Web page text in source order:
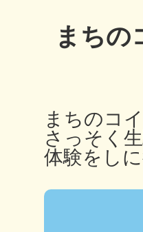
まちの
まちのコ
さっそく
体験をし